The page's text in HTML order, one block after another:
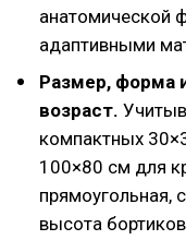
анатомической
адаптивными
Размер, форма
возраст.
компактных
100×80 см для
прямоугольная,
высота